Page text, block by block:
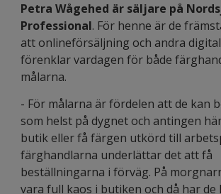
Petra Wågehed är säljare på
Professional. För henne är de
att onlineförsäljning och andra
förenklar vardagen för både
målarna.
- För målarna är fördelen att de kan
som helst på dygnet och antingen
butik eller få färgen utkörd till
färghandlarna underlättar det att få
beställningarna i förväg. På
vara full kaos i butiken och då har de